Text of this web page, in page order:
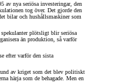
av nya seriösa investeringar, den
tog över. Det gjorde den
bilar och hushållsmaskiner som
spekulanter plötsligt blir seriösa
än produktion, så varför
efter varför den sista
av kriget som det blev politiskt
härja som de behagade. Men en